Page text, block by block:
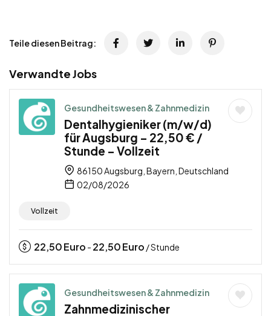
Teile diesen Beitrag:
Verwandte Jobs
Gesundheitswesen & Zahnmedizin
Dentalhygieniker (m/w/d)
für Augsburg – 22,50 € /
Stunde – Vollzeit
86150 Augsburg, Bayern, Deutschland
02/08/2026
Vollzeit
22,50Euro - 22,50Euro / Stunde
Gesundheitswesen & Zahnmedizin
Zahnmedizinischer